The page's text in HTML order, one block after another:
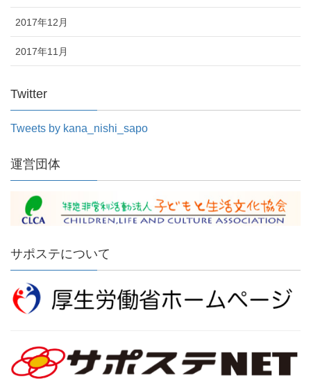
2017年12月
2017年11月
Twitter
Tweets by kana_nishi_sapo
運営団体
サポステについて